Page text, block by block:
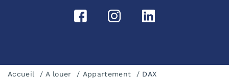
Accueil A louer Appartement DAX